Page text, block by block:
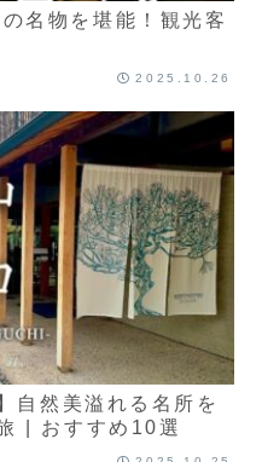
名物を堪能！観光客
2025.10.26
自然美溢れる名所を
| おすすめ10選